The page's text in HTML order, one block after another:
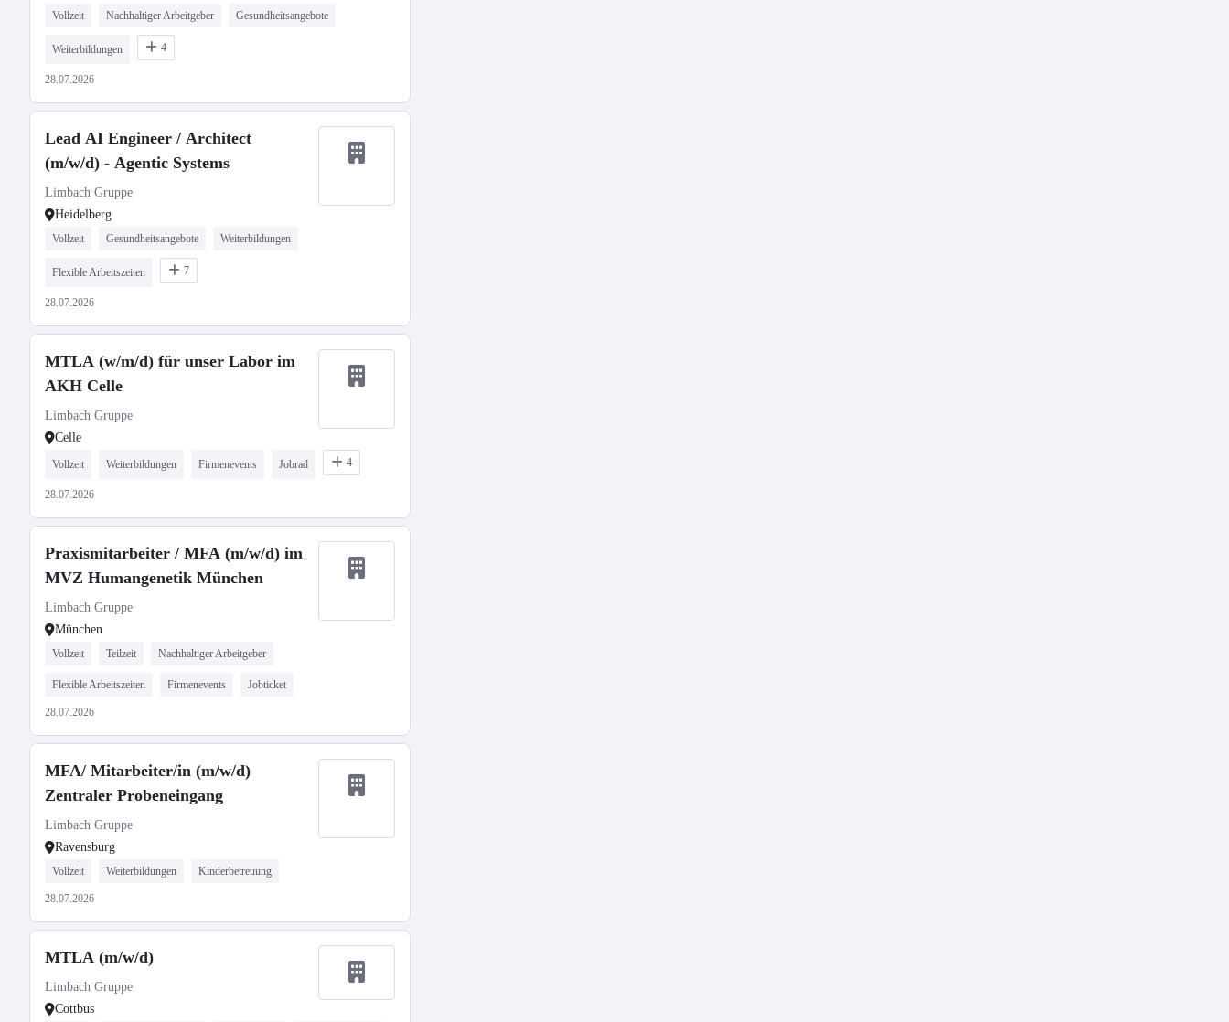
Vollzeit Nachhaltiger Arbeitgeber Gesundheitsangebote
Weiterbildungen 4
28.07.2026
Lead AI Engineer / Architect
(m/w/d) - Agentic Systems
Limbach Gruppe
Heidelberg
Vollzeit Gesundheitsangebote Weiterbildungen
Flexible Arbeitszeiten 7
28.07.2026
MTLA (w/m/d) für unser Labor im
AKH Celle
Limbach Gruppe
Celle
Vollzeit Weiterbildungen Firmenevents Jobrad 4
28.07.2026
Praxismitarbeiter / MFA (m/w/d) im
MVZ Humangenetik München
Limbach Gruppe
München
Vollzeit Teilzeit Nachhaltiger Arbeitgeber
Flexible Arbeitszeiten Firmenevents Jobticket
28.07.2026
MFA/ Mitarbeiter/in (m/w/d)
Zentraler Probeneingang
Limbach Gruppe
Ravensburg
Vollzeit Weiterbildungen Kinderbetreuung
28.07.2026
MTLA (m/w/d)
Limbach Gruppe
Cottbus